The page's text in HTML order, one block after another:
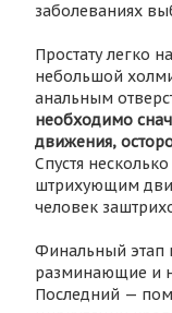
заболеваниях
Простату легко
небольшой
анальным
необходимо
движения,
Спустя
штрихующим
человек
Финальный этап
разминающие и
Последний —